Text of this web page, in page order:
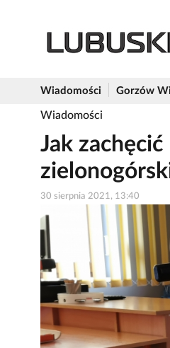
Wiadomości Gorzów
Wiadomości
Jak
30 sierpnia 2021, 13:40